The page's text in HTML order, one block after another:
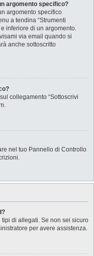
argomento specifico?
argomento specifico
a tendina “Strumenti
inferiore di un argomento.
via email quando si
anche sottoscritto
collegamento “Sottoscrivi
nel tuo Pannello di Controllo
di allegati. Se non sei sicuro
per avere assistenza.